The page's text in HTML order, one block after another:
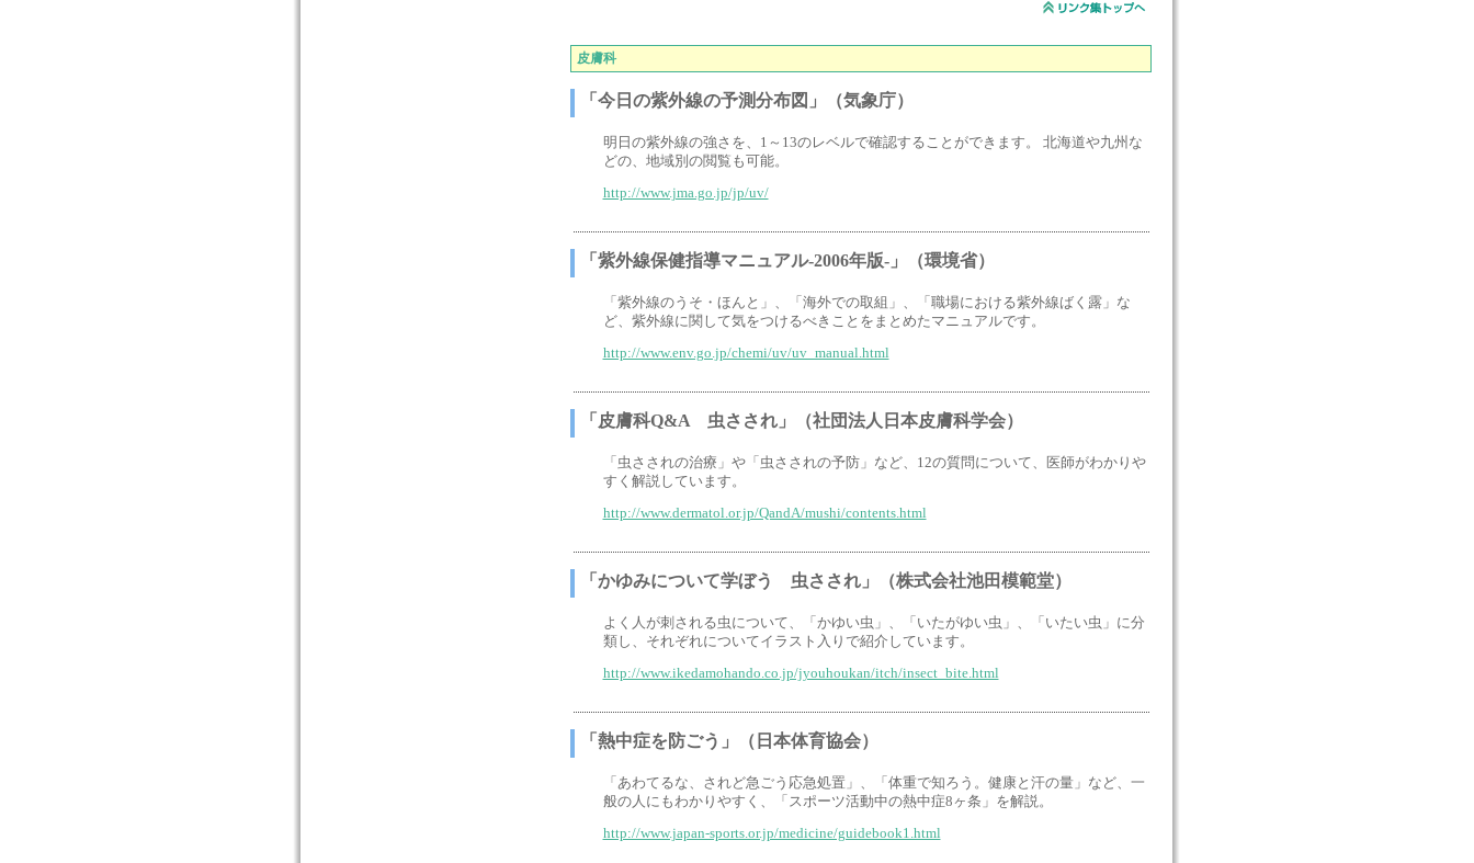
皮膚科
「今日の紫外線の予測分布図」（気象庁）
明日の紫外線の強さを、1～13のレベルで確認することができます。 北海道や九州な
どの、地域別の閲覧も可能。
http://www.jma.go.jp/jp/uv/
「紫外線保健指導マニュアル-2006年版-」（環境省）
「紫外線のうそ・ほんと」、「海外での取組」、「職場における紫外線ばく露」な
ど、紫外線に関して気をつけるべきことをまとめたマニュアルです。
http://www.env.go.jp/chemi/uv/uv_manual.html
「皮膚科Q&A 虫さされ」（社団法人日本皮膚科学会）
「虫さされの治療」や「虫さされの予防」など、12の質問について、医師がわかりや
すく解説しています。
http://www.dermatol.or.jp/QandA/mushi/contents.html
「かゆみについて学ぼう 虫さされ」（株式会社池田模範堂）
よく人が刺される虫について、「かゆい虫」、「いたがゆい虫」、「いたい虫」に分
類し、それぞれについてイラスト入りで紹介しています。
http://www.ikedamohando.co.jp/jyouhoukan/itch/insect_bite.html
「熱中症を防ごう」（日本体育協会）
「あわてるな、されど急ごう応急処置」、「体重で知ろう。健康と汗の量」など、一
般の人にもわかりやすく、「スポーツ活動中の熱中症8ヶ条」を解説。
http://www.japan-sports.or.jp/medicine/guidebook1.html